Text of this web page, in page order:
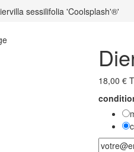
sessilifolia 'Coolsplash'®'
18,00 €